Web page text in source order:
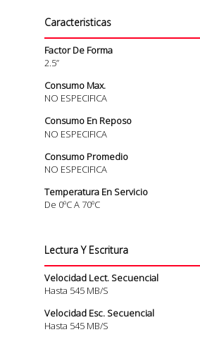
Caracteristicas
Factor De Forma
2.5”
Consumo Max.
NO ESPECIFICA
Consumo En Reposo
NO ESPECIFICA
Consumo Promedio
NO ESPECIFICA
Temperatura En Servicio
De 0ºC A 70ºC
Lectura Y Escritura
Velocidad Lect. Secuencial
Hasta 545 MB/s
Velocidad Esc. Secuencial
Hasta 545 MB/s